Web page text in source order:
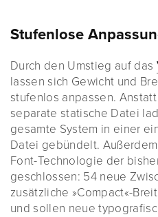
Stufenlose
Durch den Umstieg auf das
lassen sich Gewicht und
stufenlos anpassen.
separate statische Datei
gesamte System in einer
Datei gebündelt.
Font-Technologie der
geschlossen: 54 neue
zusätzliche »Compact«-
und sollen neue